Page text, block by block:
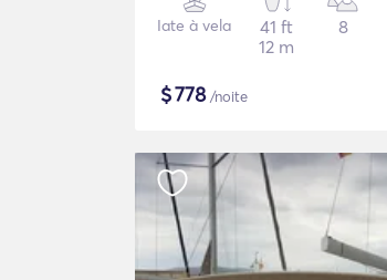
Iate à vela
41 ft
12 m
8
$778/noite